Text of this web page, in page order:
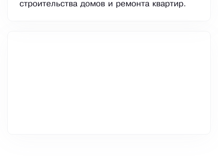
строительства домов и ремонта квартир.